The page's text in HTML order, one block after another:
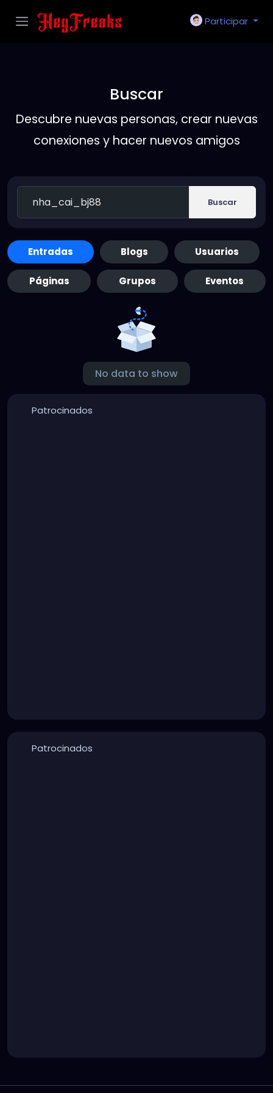
Participar
Buscar
Descubre nuevas personas, crear nuevas
conexiones y hacer nuevos amigos
Buscar
Entradas Blogs Usuarios
Páginas Grupos Eventos
No data to show
Patrocinados
Patrocinados